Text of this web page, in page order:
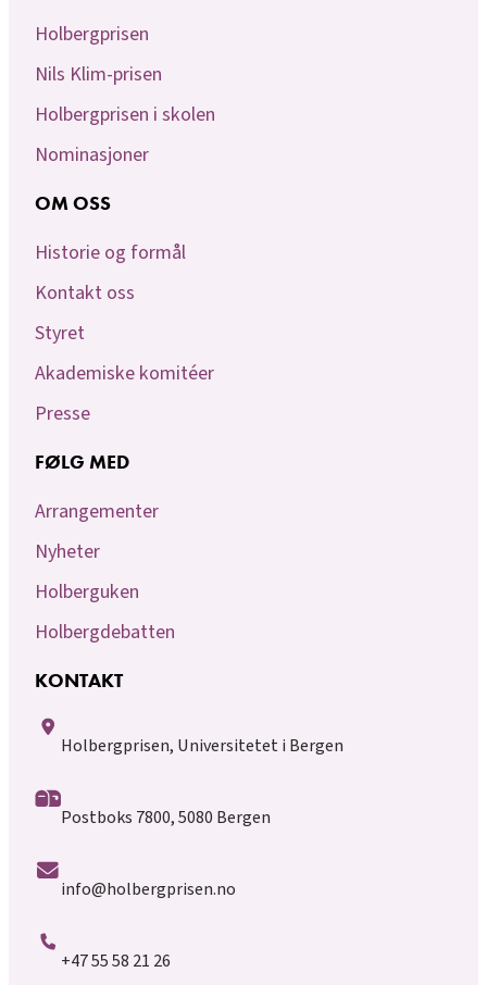
Holbergprisen
Nils Klim-prisen
Holbergprisen i skolen
Nominasjoner
OM OSS
Historie og formål
Kontakt oss
Styret
Akademiske komitéer
Presse
FØLG MED
Arrangementer
Nyheter
Holberguken
Holbergdebatten
KONTAKT
Holbergprisen, Universitetet i Bergen
Postboks 7800, 5080 Bergen
info@holbergprisen.no
+47 55 58 21 26